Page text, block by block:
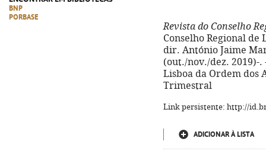
BNP
PORBASE
Revista do Conselho
Conselho Regional de
dir. António Jaime
(out./nov./dez. 2019)-.
Lisboa da Ordem dos
Trimestral
Link persistente: http://
ADICIONAR À LISTA